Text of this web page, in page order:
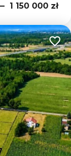
1 150 000 zł